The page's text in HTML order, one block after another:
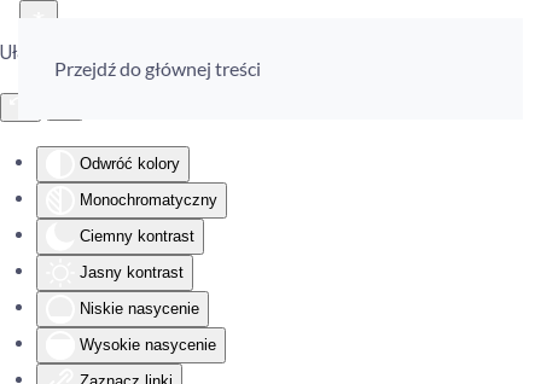
Ułatwienia dostępu
Odwróć kolory
Monochromatyczny
Ciemny kontrast
Jasny kontrast
Niskie nasycenie
Wysokie nasycenie
Przejdź do głównej treści